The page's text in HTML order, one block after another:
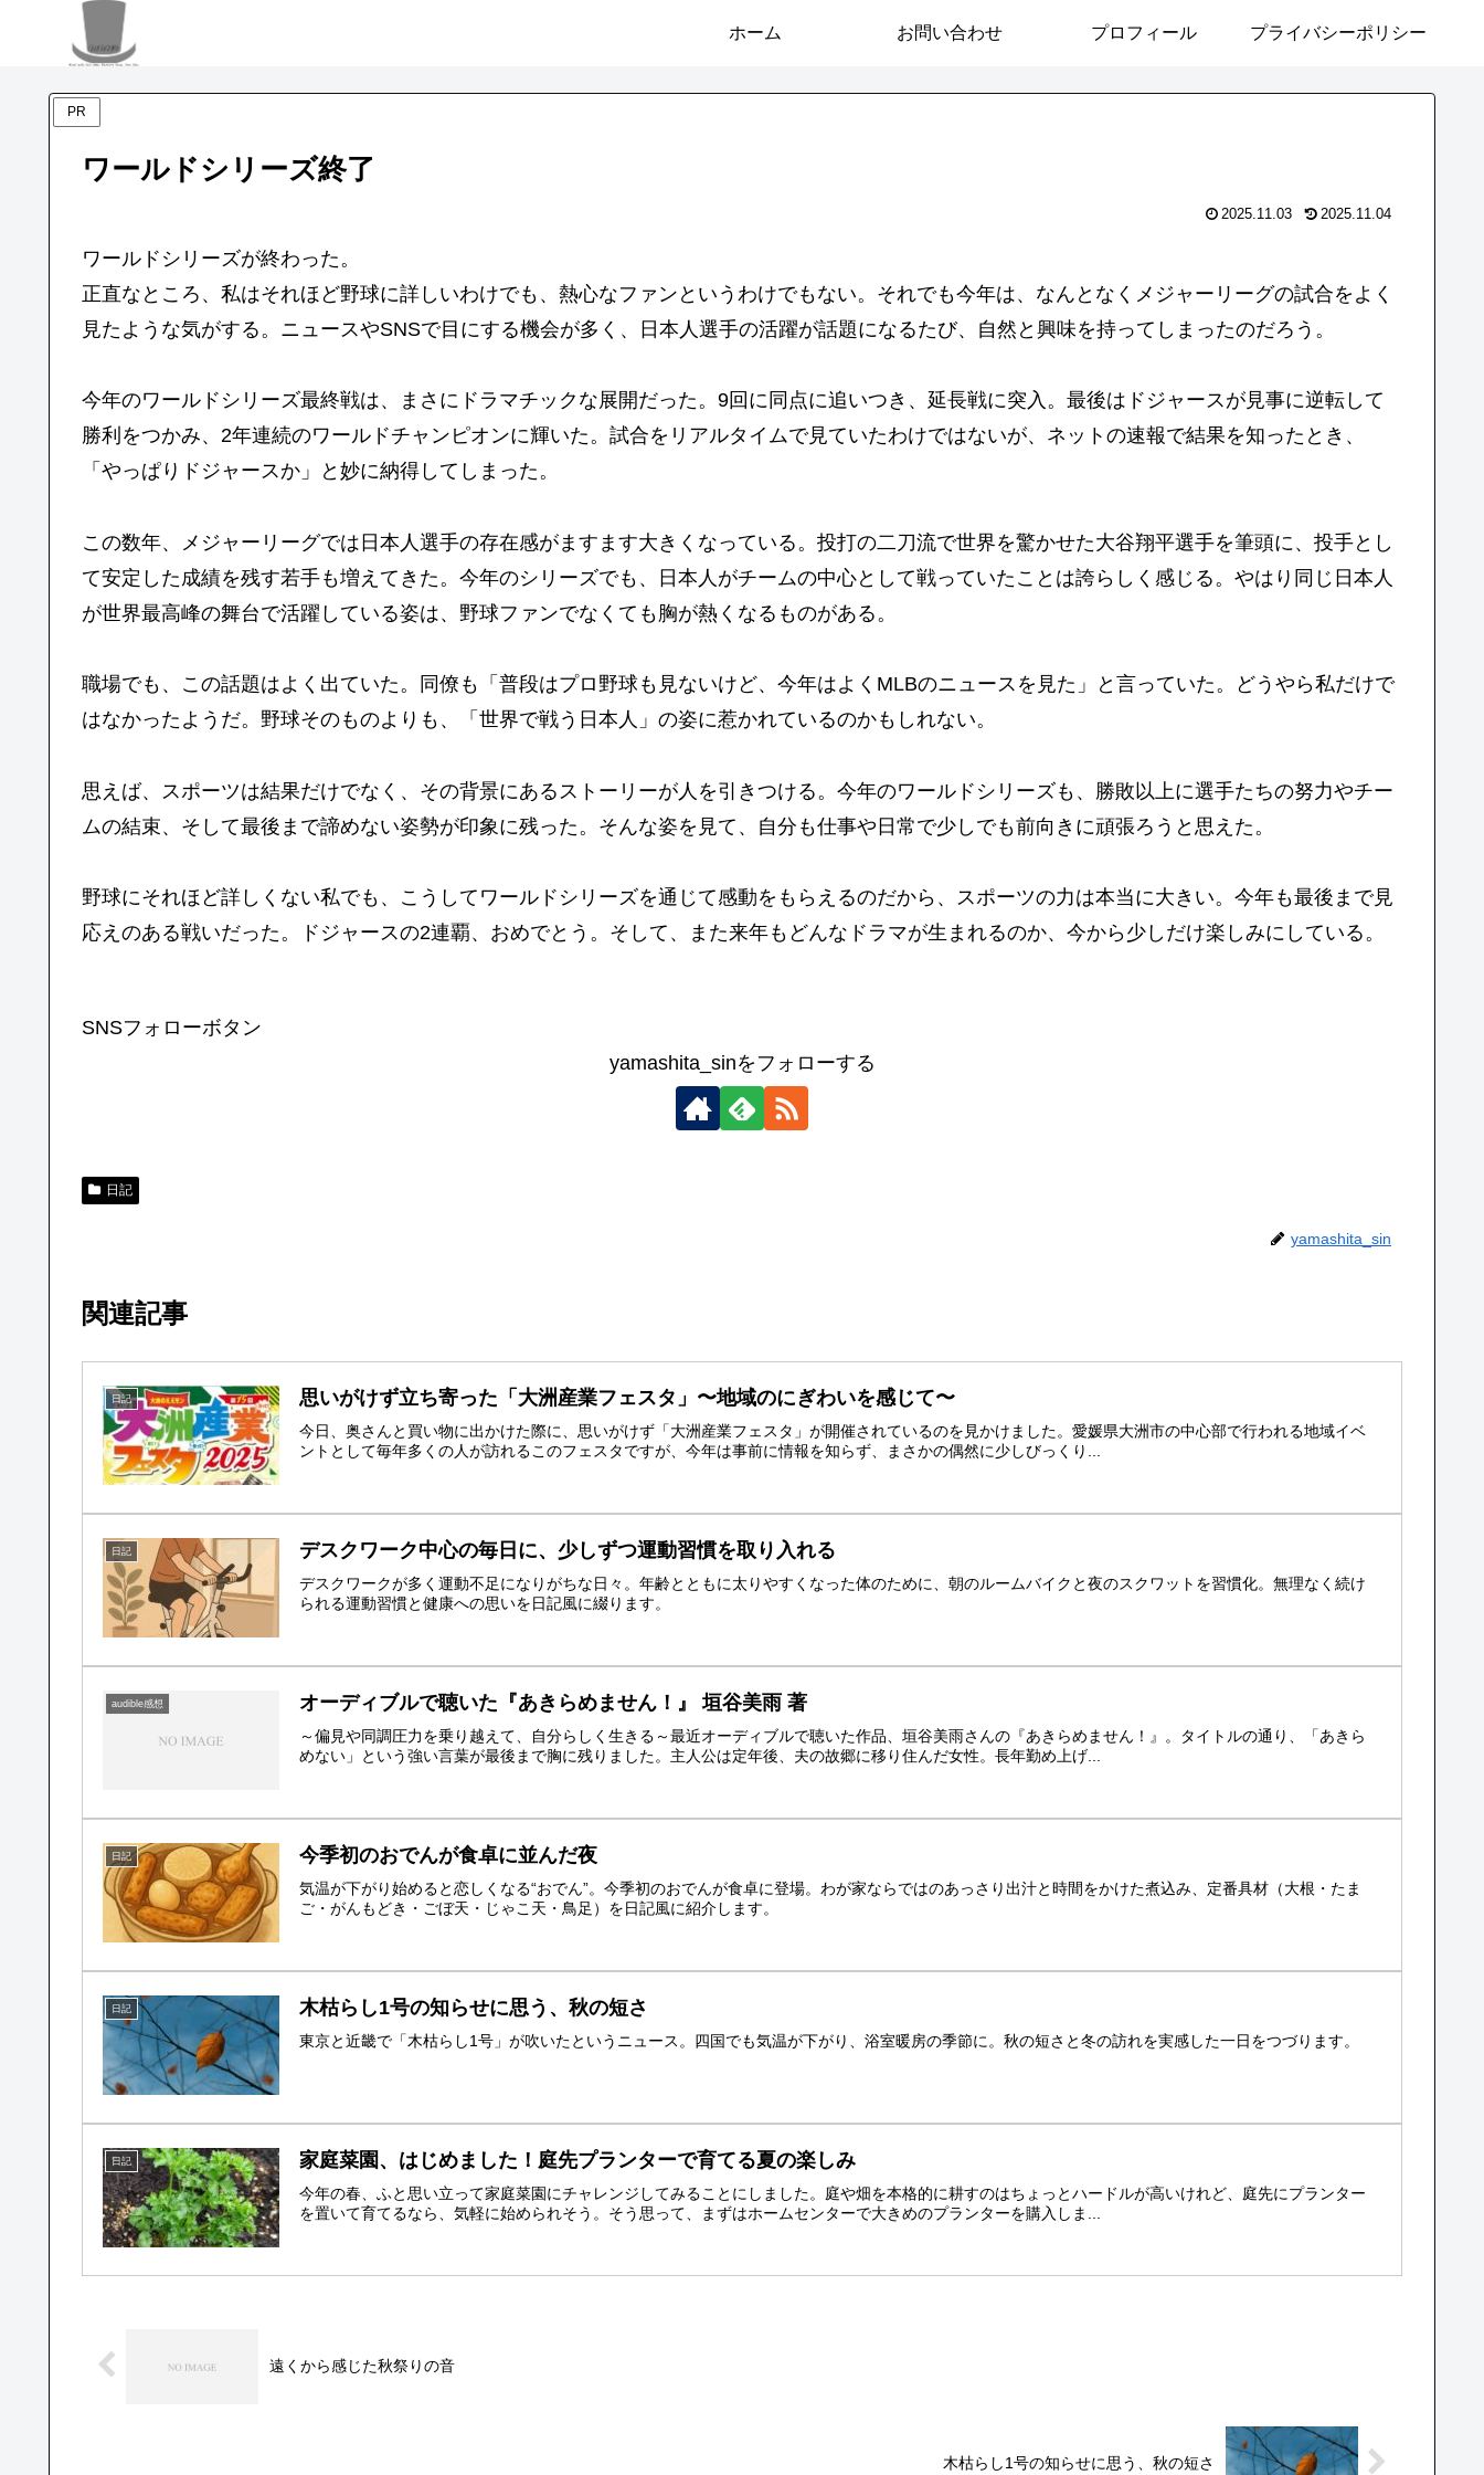
ホーム お問い合わせ プロフィール プライバシーポリシー
PR
ワールドシリーズ終了
2025.11.03 2025.11.04
ワールドシリーズが終わった。
正直なところ、私はそれほど野球に詳しいわけでも、熱心なファンというわけでもない。それでも今年は、なんとなくメジャーリーグの試合をよく
見たような気がする。ニュースやSNSで目にする機会が多く、日本人選手の活躍が話題になるたび、自然と興味を持ってしまったのだろう。
今年のワールドシリーズ最終戦は、まさにドラマチックな展開だった。9回に同点に追いつき、延長戦に突入。最後はドジャースが見事に逆転して
勝利をつかみ、2年連続のワールドチャンピオンに輝いた。試合をリアルタイムで見ていたわけではないが、ネットの速報で結果を知ったとき、
「やっぱりドジャースか」と妙に納得してしまった。
この数年、メジャーリーグでは日本人選手の存在感がますます大きくなっている。投打の二刀流で世界を驚かせた大谷翔平選手を筆頭に、投手とし
て安定した成績を残す若手も増えてきた。今年のシリーズでも、日本人がチームの中心として戦っていたことは誇らしく感じる。やはり同じ日本人
が世界最高峰の舞台で活躍している姿は、野球ファンでなくても胸が熱くなるものがある。
職場でも、この話題はよく出ていた。同僚も「普段はプロ野球も見ないけど、今年はよくMLBのニュースを見た」と言っていた。どうやら私だけで
はなかったようだ。野球そのものよりも、「世界で戦う日本人」の姿に惹かれているのかもしれない。
思えば、スポーツは結果だけでなく、その背景にあるストーリーが人を引きつける。今年のワールドシリーズも、勝敗以上に選手たちの努力やチー
ムの結束、そして最後まで諦めない姿勢が印象に残った。そんな姿を見て、自分も仕事や日常で少しでも前向きに頑張ろうと思えた。
野球にそれほど詳しくない私でも、こうしてワールドシリーズを通じて感動をもらえるのだから、スポーツの力は本当に大きい。今年も最後まで見
応えのある戦いだった。ドジャースの2連覇、おめでとう。そして、また来年もどんなドラマが生まれるのか、今から少しだけ楽しみにしている。
SNSフォローボタン
yamashita_sinをフォローする
日記
yamashita_sin
関連記事
日記 思いがけず立ち寄った「大洲産業フェスタ」〜地域のにぎわいを感じて〜
今日、奥さんと買い物に出かけた際に、思いがけず「大洲産業フェスタ」が開催されているのを見かけました。愛媛県大洲市の中心部で行われる地域イベ
ントとして毎年多くの人が訪れるこのフェスタですが、今年は事前に情報を知らず、まさかの偶然に少しびっくり...
日記 デスクワーク中心の毎日に、少しずつ運動習慣を取り入れる
デスクワークが多く運動不足になりがちな日々。年齢とともに太りやすくなった体のために、朝のルームバイクと夜のスクワットを習慣化。無理なく続け
られる運動習慣と健康への思いを日記風に綴ります。
audible感想 オーディブルで聴いた『あきらめません！』 垣谷美雨 著
～偏見や同調圧力を乗り越えて、自分らしく生きる～最近オーディブルで聴いた作品、垣谷美雨さんの『あきらめません！』。タイトルの通り、「あきら
めない」という強い言葉が最後まで胸に残りました。主人公は定年後、夫の故郷に移り住んだ女性。長年勤め上げ...
日記 今季初のおでんが食卓に並んだ夜
気温が下がり始めると恋しくなる“おでん”。今季初のおでんが食卓に登場。わが家ならではのあっさり出汁と時間をかけた煮込み、定番具材（大根・たま
ご・がんもどき・ごぼ天・じゃこ天・鳥足）を日記風に紹介します。
日記 木枯らし1号の知らせに思う、秋の短さ
東京と近畿で「木枯らし1号」が吹いたというニュース。四国でも気温が下がり、浴室暖房の季節に。秋の短さと冬の訪れを実感した一日をつづります。
日記 家庭菜園、はじめました！庭先プランターで育てる夏の楽しみ
今年の春、ふと思い立って家庭菜園にチャレンジしてみることにしました。庭や畑を本格的に耕すのはちょっとハードルが高いけれど、庭先にプランター
を置いて育てるなら、気軽に始められそう。そう思って、まずはホームセンターで大きめのプランターを購入しま...
遠くから感じた秋祭りの音
木枯らし1号の知らせに思う、秋の短さ